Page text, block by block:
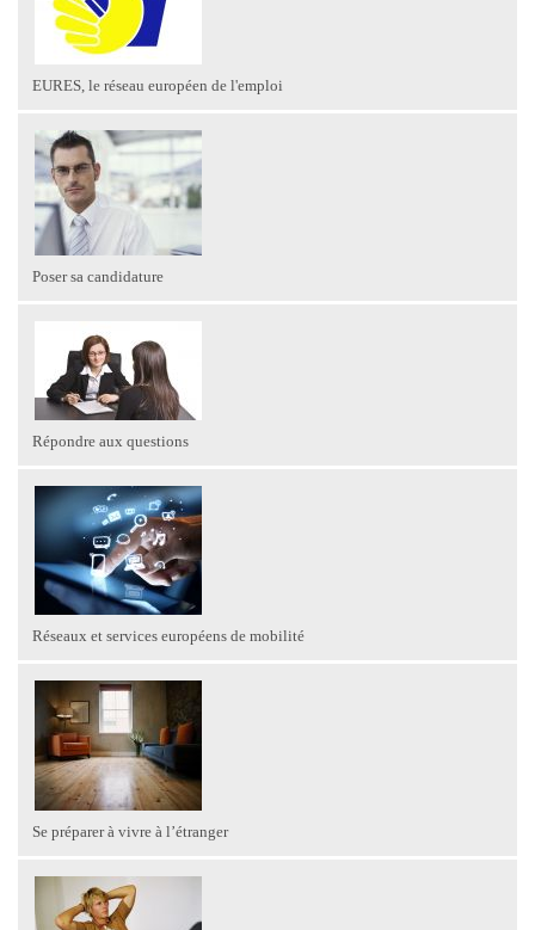
EURES, le réseau européen de l'emploi
Poser sa candidature
Répondre aux questions
Réseaux et services européens de mobilité
Se préparer à vivre à l’étranger